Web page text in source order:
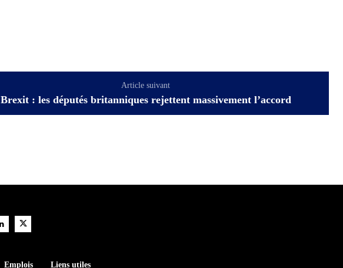
Article suivant
Brexit : les députés britanniques rejettent massivement l’accord
Emplois Liens utiles